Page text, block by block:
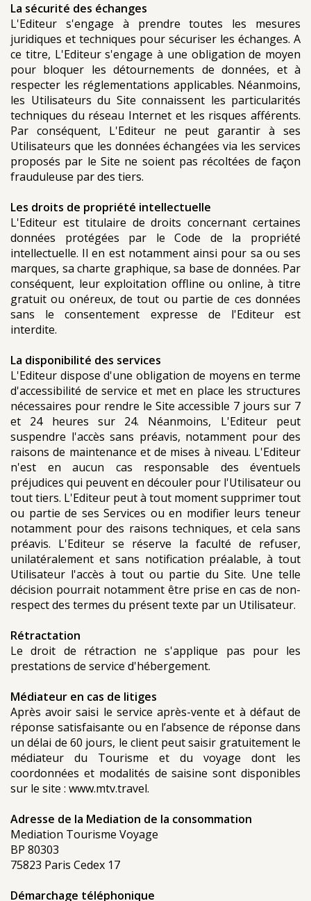
La sécurité des échanges
L'Editeur s'engage à prendre toutes les mesures
juridiques et techniques pour sécuriser les échanges. A
ce titre, L'Editeur s'engage à une obligation de moyen
pour bloquer les détournements de données, et à
respecter les réglementations applicables. Néanmoins,
les Utilisateurs du Site connaissent les particularités
techniques du réseau Internet et les risques afférents.
Par conséquent, L'Editeur ne peut garantir à ses
Utilisateurs que les données échangées via les services
proposés par le Site ne soient pas récoltées de façon
frauduleuse par des tiers.
Les droits de propriété intellectuelle
L'Editeur est titulaire de droits concernant certaines
données protégées par le Code de la propriété
intellectuelle. Il en est notamment ainsi pour sa ou ses
marques, sa charte graphique, sa base de données. Par
conséquent, leur exploitation offline ou online, à titre
gratuit ou onéreux, de tout ou partie de ces données
sans le consentement expresse de l'Editeur est
interdite.
La disponibilité des services
L'Editeur dispose d'une obligation de moyens en terme
d'accessibilité de service et met en place les structures
nécessaires pour rendre le Site accessible 7 jours sur 7
et 24 heures sur 24. Néanmoins, L'Editeur peut
suspendre l'accès sans préavis, notamment pour des
raisons de maintenance et de mises à niveau. L'Editeur
n'est en aucun cas responsable des éventuels
préjudices qui peuvent en découler pour l'Utilisateur ou
tout tiers. L'Editeur peut à tout moment supprimer tout
ou partie de ses Services ou en modifier leurs teneur
notamment pour des raisons techniques, et cela sans
préavis. L'Editeur se réserve la faculté de refuser,
unilatéralement et sans notification préalable, à tout
Utilisateur l'accès à tout ou partie du Site. Une telle
décision pourrait notamment être prise en cas de non-
respect des termes du présent texte par un Utilisateur.
Rétractation
Le droit de rétraction ne s'applique pas pour les
prestations de service d'hébergement.
Médiateur en cas de litiges
Après avoir saisi le service après-vente et à défaut de
réponse satisfaisante ou en l’absence de réponse dans
un délai de 60 jours, le client peut saisir gratuitement le
médiateur du Tourisme et du voyage dont les
coordonnées et modalités de saisine sont disponibles
sur le site : www.mtv.travel.
Adresse de la Mediation de la consommation
Mediation Tourisme Voyage
BP 80303
75823 Paris Cedex 17
Démarchage téléphonique